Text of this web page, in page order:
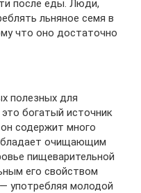
после еды. Люди,
льняное семя в
что оно достаточно
полезных для
богатый источник
содержит много
очищающим
пищеварительной
его свойством
употребляя молодой